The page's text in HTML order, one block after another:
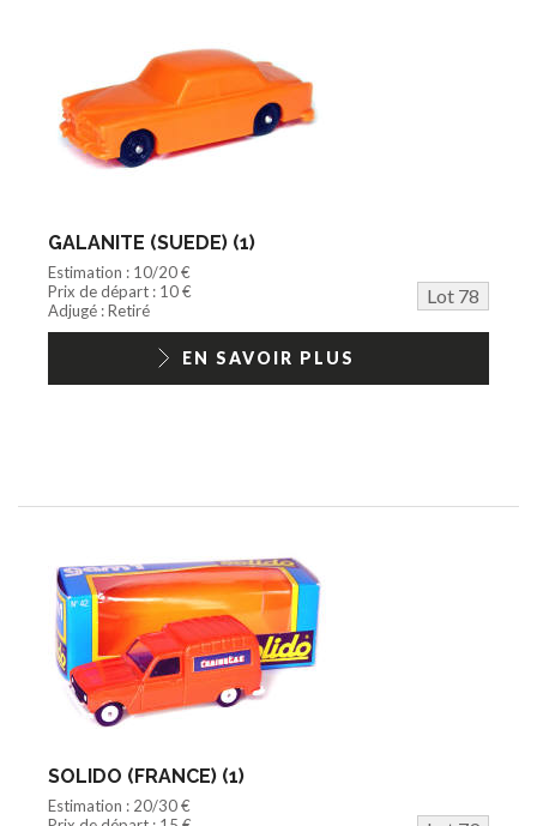
GALANITE (SUEDE) (1)
Estimation : 10/20 €
Prix de départ : 10 €
Lot 78
Adjugé : Retiré
EN SAVOIR PLUS
SOLIDO (FRANCE) (1)
Estimation : 20/30 €